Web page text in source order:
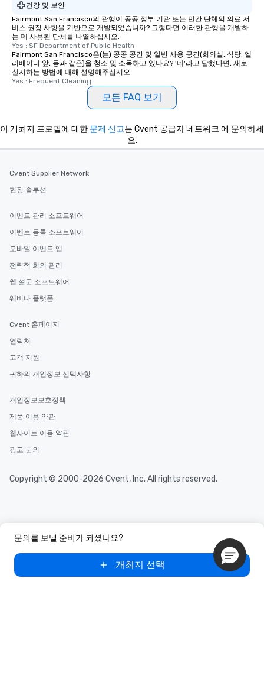
건강 및 보안
Fairmont San Francisco의 관행이 공공 정부 기관 또는 민간 단체의 의료 서
비스 권장 사항을 기반으로 개발되었습니까? 그렇다면 이러한 관행을 개발하
는 데 사용된 단체를 나열하십시오.
Yes : SF Department of Public Health
Fairmont San Francisco은(는) 공공 공간 및 일반 사용 공간(회의실, 식당, 엘
리베이터 앞, 등과 같은)을 청소 및 소독하고 있나요? '네'라고 답했다면, 새로
실시하는 방법에 대해 설명해주십시오.
Yes : Frequent Cleaning
모든 FAQ 보기
문의를 보낼 준비가 되셨나요?
개최지 선택
이 개최지 프로필에 대한 문제 신고는 Cvent 공급자 네트워크 에 문의하세
요.
Cvent Supplier Network
현장 솔루션
이벤트 관리 소프트웨어
이벤트 등록 소프트웨어
모바일 이벤트 앱
전략적 회의 관리
웹 설문 소프트웨어
웨비나 플랫폼
Cvent 홈페이지
연락처
고객 지원
귀하의 개인정보 선택사항
개인정보보호정책
제품 이용 약관
웹사이트 이용 약관
광고 문의
Copyright © 2000-2026 Cvent, Inc. All rights reserved.